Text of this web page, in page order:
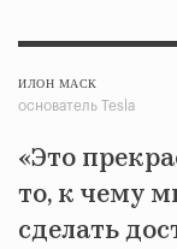
ИЛОН МАСК
основатель Tesla
«Это
то, к чему
сделать